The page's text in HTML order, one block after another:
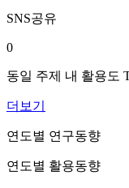
SNS공유
0
동일 주제 내 활용도
더보기
연도별 연구동향
연도별 활용동향